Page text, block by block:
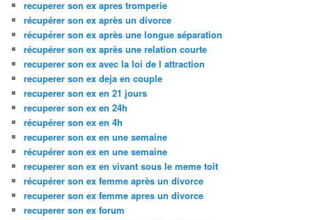
recuperer son ex apres tromperie
récupérer son ex après un divorce
récupérer son ex après une longue séparation
récupérer son ex après une relation courte
recuperer son ex avec la loi de l attraction
recuperer son ex deja en couple
recuperer son ex en 21 jours
recuperer son ex en 24h
récupérer son ex en 4h
recuperer son ex en une semaine
récupérer son ex en une semaine
recuperer son ex en vivant sous le meme toit
récupérer son ex femme après un divorce
recuperer son ex femme apres un divorce
recuperer son ex forum